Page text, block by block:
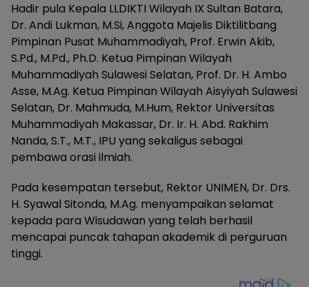
Hadir pula Kepala LLDIKTI Wilayah IX Sultan Batara,
Dr. Andi Lukman, M.Si, Anggota Majelis Diktilitbang
Pimpinan Pusat Muhammadiyah, Prof. Erwin Akib,
S.Pd., M.Pd., Ph.D. Ketua Pimpinan Wilayah
Muhammadiyah Sulawesi Selatan, Prof. Dr. H. Ambo
Asse, M.Ag. Ketua Pimpinan Wilayah Aisyiyah Sulawesi
Selatan, Dr. Mahmuda, M.Hum, Rektor Universitas
Muhammadiyah Makassar, Dr. Ir. H. Abd. Rakhim
Nanda, S.T., M.T., IPU yang sekaligus sebagai
pembawa orasi ilmiah.
Pada kesempatan tersebut, Rektor UNIMEN, Dr. Drs.
H. Syawal Sitonda, M.Ag. menyampaikan selamat
kepada para Wisudawan yang telah berhasil
mencapai puncak tahapan akademik di perguruan
tinggi.